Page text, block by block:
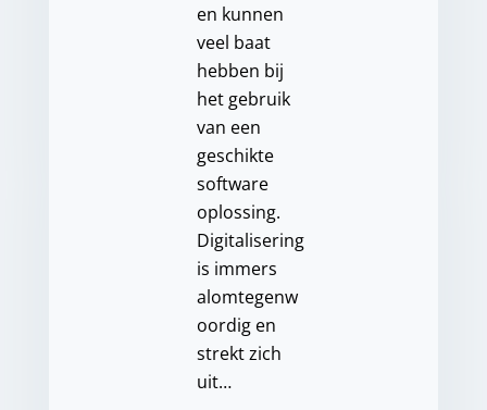
en kunnen
veel baat
hebben bij
het gebruik
van een
geschikte
software
oplossing.
Digitalisering
is immers
alomtegenw
oordig en
strekt zich
uit…